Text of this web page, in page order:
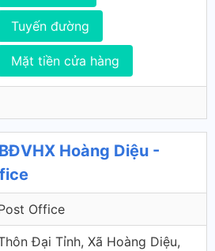
Tuyến đường
Mặt tiền cửa hàng
Hoàng Diệu -
Office
Đại Tỉnh, Xã Hoàng Diệu,